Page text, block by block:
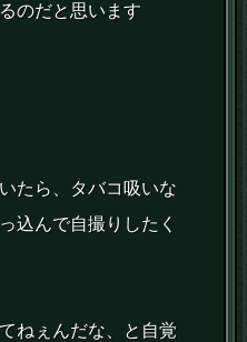
のだと思います
たら、タバコ吸いな
込んで自撮りしたく
ねぇんだな、と自覚